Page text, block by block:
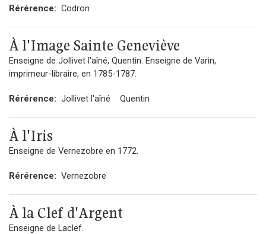
Rérérence: Codron
À l'Image Sainte Geneviève
Enseigne de Jollivet l'aîné, Quentin. Enseigne de Varin,
imprimeur-libraire, en 1785-1787.
Rérérence: Jollivet l'aîné Quentin
À l'Iris
Enseigne de Vernezobre en 1772.
Rérérence: Vernezobre
À la Clef d'Argent
Enseigne de Laclef.